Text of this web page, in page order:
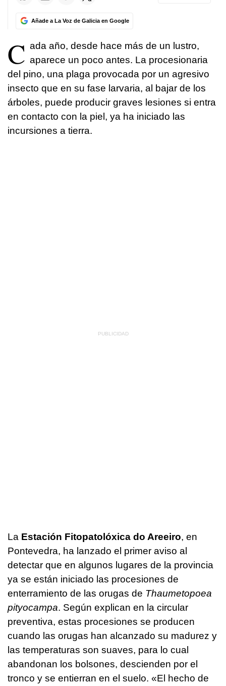
Añade a La Voz de Galicia en Google
C ada año, desde hace más de un lustro,
aparece un poco antes. La procesionaria
del pino, una plaga provocada por un agresivo
insecto que en su fase larvaria, al bajar de los
árboles, puede producir graves lesiones si entra
en contacto con la piel, ya ha iniciado las
incursiones a tierra.
La Estación Fitopatolóxica do Areeiro, en
Pontevedra, ha lanzado el primer aviso al
detectar que en algunos lugares de la provincia
ya se están iniciado las procesiones de
enterramiento de las orugas de Thaumetopoea
pityocampa. Según explican en la circular
preventiva, estas procesiones se producen
cuando las orugas han alcanzado su madurez y
las temperaturas son suaves, para lo cual
abandonan los bolsones, descienden por el
tronco y se entierran en el suelo. «El hecho de